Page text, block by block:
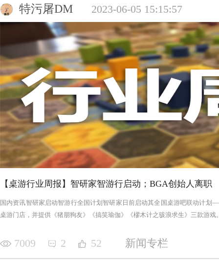
特污屠DM 2023-06-05 15:15:57
【桌游行业周报】智研家智游行启动；BGA创始人离职
国内资讯智研家启动智游行全国计划智研家日前启动其全国桌游吧联动计
桌游门店，并提供《猪朋狗友》《搞笑瑜伽》《樛木计之骇浪求生》三款游戏
7009 2 52 新闻专栏